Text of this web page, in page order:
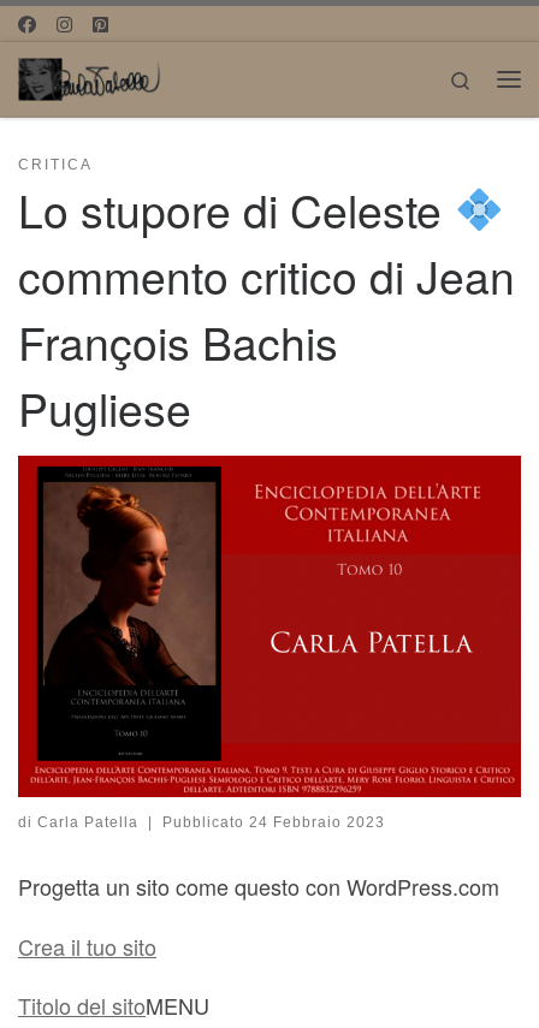
Passa al contenuto
Search
CRITICA
Lo stupore di Celeste
commento critico di Jean
François Bachis
Pugliese
di Carla Patella Pubblicato 24 Febbraio 2023
Progetta un sito come questo con WordPress.com
Crea il tuo sito
Titolo del sitoMENU